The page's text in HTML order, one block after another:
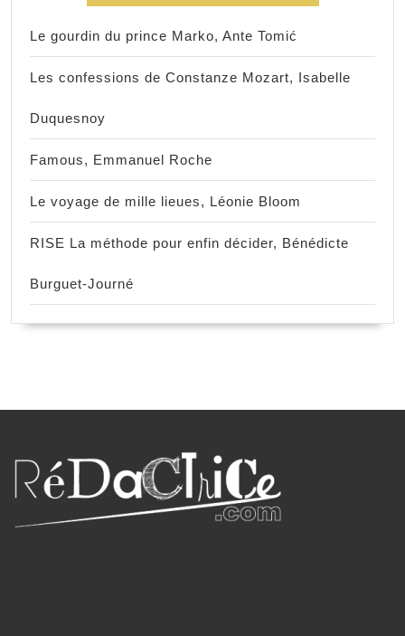
Le gourdin du prince Marko, Ante Tomić
Les confessions de Constanze Mozart, Isabelle
Duquesnoy
Famous, Emmanuel Roche
Le voyage de mille lieues, Léonie Bloom
RISE La méthode pour enfin décider, Bénédicte
Burguet-Journé